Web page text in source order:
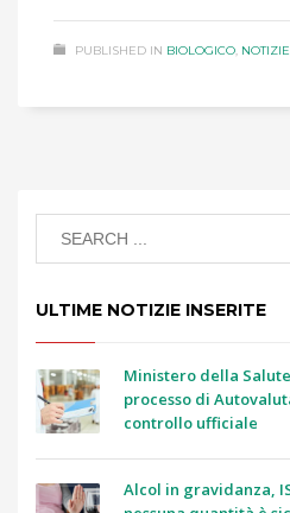
PUBLISHED IN BIOLOGICO, NOTIZIE
ULTIME NOTIZIE INSERITE
Ministero della
processo di
controllo ufficiale
Alcol in gravidanza,